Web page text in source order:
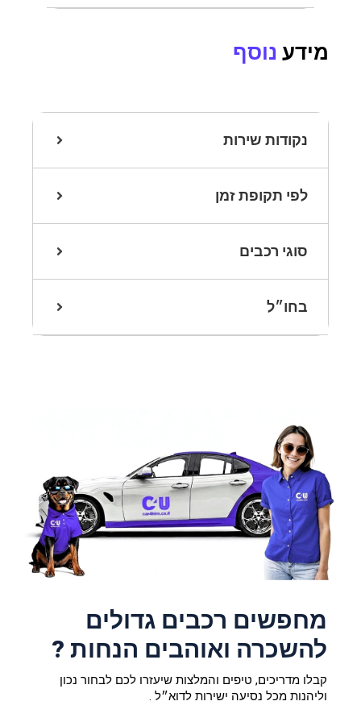
מידע נוסף
נקודות שירות
לפי תקופת זמן
סוגי רכבים
בחו״ל
מחפשים רכבים גדולים
להשכרה ואוהבים הנחות ?
קבלו מדריכים, טיפים והמלצות שיעזרו לכם לבחור נכון
וליהנות מכל נסיעה ישירות לדוא״ל .